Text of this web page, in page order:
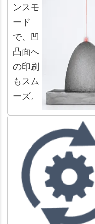
ンスモ
ード
で、凹
凸面へ
の印刷
もスム
ーズ。